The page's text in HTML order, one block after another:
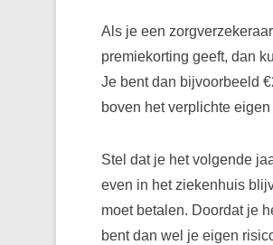
Als je een
premiekorting geeft, dan
Je bent dan bijvoorbeeld
boven het verplichte
Stel dat je het volgende
even in het ziekenhuis
moet betalen. Doordat je
bent dan wel je eigen